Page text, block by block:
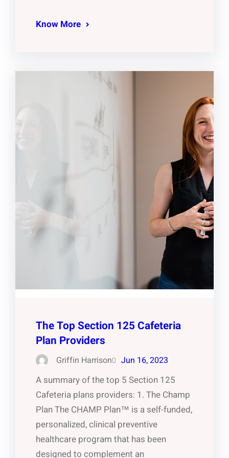
Know More
The Top Section 125 Cafeteria
Plan Providers
Griffin Harrison Jun 16, 2023
A summary of the top 5 Section 125
Cafeteria plans providers: 1. The Champ
Plan The CHAMP Plan™ is a self-funded,
personalized, clinical preventive
healthcare program that has been
designed to complement an